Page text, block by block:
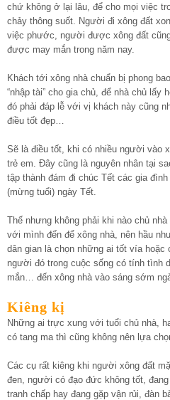
chứ không ở lại lâu, để cho mọi việc
chảy thông suốt. Người đi xông đất
việc phước, người được xông đất
được may mắn trong năm nay.
Khách tới xông nhà chuẩn bị phong
“nhập tài” cho gia chủ, để nhà chủ lấy
đó phải đáp lễ với vị khách này cũng
điều tốt đẹp…
Sẽ là điều tốt, khi có nhiều người vào
trẻ em. Đây cũng là nguyên nhân tại
tập thành đám đi chúc Tết các gia
(mừng tuổi) ngày Tết.
Thế nhưng không phải khi nào chủ
với mình đến để xông nhà, nên hầu
dân gian là chọn những ai tốt vía
người đó trong cuộc sống có tính tình
mắn… đến xông nhà vào sáng sớm
Kiêng kị
Những ai trực xung với tuổi chủ nhà,
có tang ma thì cũng không nên lựa
Các cụ rất kiêng khi người xông đất
đen, người có đạo đức không tốt,
tranh chấp hay đang gặp vận rủi, đàn